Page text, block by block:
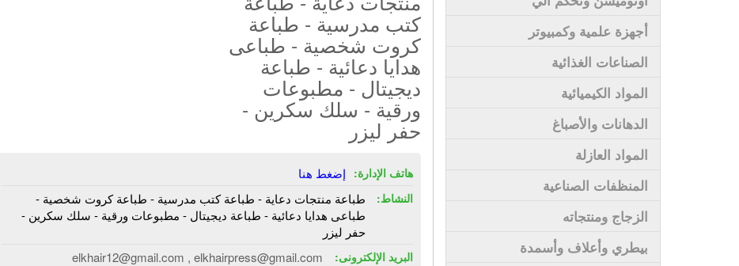
أجهزة علمية وكمبيوتر
الصناعات الغذائية
المواد الكيميائية
الدهانات والأصباغ
المواد العازلة
المنظفات الصناعية
الزجاج ومنتجاته
بيطري وأعلاف وأسمدة
كتب مدرسية - طباعة
كروت شخصية - طباعى
هدايا دعائية - طباعة
ديجيتال - مطبوعات
ورقية - سلك سكرين -
حفر ليزر
هاتف الإدارة: إضغط هنا
النشاط:
طباعة منتجات دعاية - طباعة كتب مدرسية - طباعة كروت شخصية -
طباعى هدايا دعائية - طباعة ديجيتال - مطبوعات ورقية - سلك سكرين -
حفر ليزر
البريد الإلكترونى: elkhair12@gmail.com , elkhairpress@gmail.com